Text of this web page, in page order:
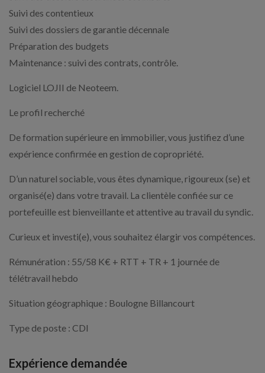
Suivi des contentieux
Suivi des dossiers de garantie décennale
Préparation des budgets
Maintenance : suivi des contrats, contrôle.
Logiciel LOJII de Neoteem.
Le profil recherché
De formation supérieure en immobilier, vous justifiez d’une
expérience confirmée en gestion de copropriété.
D’un naturel sociable, vous êtes dynamique, rigoureux (se) et
organisé(e) dans votre travail. La clientèle confiée sur ce
portefeuille est bienveillante et attentive au travail du syndic.
Curieux et investi(e), vous souhaitez élargir vos compétences.
Rémunération : 55/58 K€ + RTT + TR + 1 journée de
télétravail hebdo
Situation géographique : Boulogne Billancourt
Type de poste : CDI
Expérience demandée